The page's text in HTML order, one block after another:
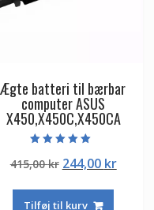
Ægte batteri til bærbar
computer ASUS
X450,X450C,X450CA
5.00
ud af 5
415,00kr Den
pris
244,00 krDen
Tilføj til kurv